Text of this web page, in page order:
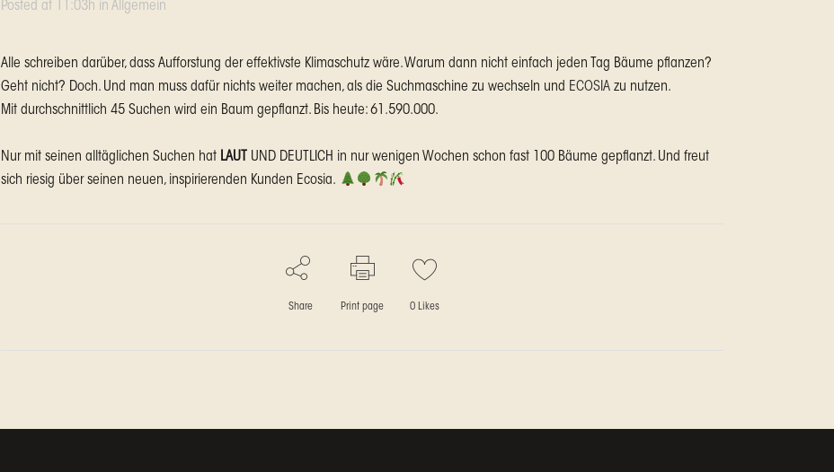
Posted at 11:03h in Allgemein
Alle schreiben darüber, dass Aufforstung der effektivste Klimaschutz wäre. Warum dann nicht einfach jeden Tag Bäume pflanzen?
Geht nicht? Doch. Und man muss dafür nichts weiter machen, als die Suchmaschine zu wechseln und ECOSIA zu nutzen.
Mit durchschnittlich 45 Suchen wird ein Baum gepflanzt. Bis heute: 61.590.000.
Nur mit seinen alltäglichen Suchen hat LAUT
UND DEUTLICH in nur wenigen Wochen schon fast 100 Bäume gepflanzt. Und freut
sich riesig über seinen neuen, inspirierenden Kunden Ecosia.
Share Print page 0 Likes